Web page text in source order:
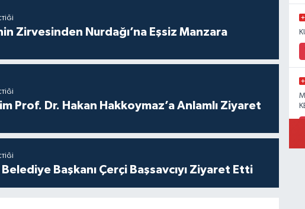
Zirvesinden Nurdağı’na Eşsiz Manzara
Prof. Dr. Hakan Hakkoymaz’a Anlamlı Ziyaret
Başkanı Çerçi Başsavcıyı Ziyaret Etti